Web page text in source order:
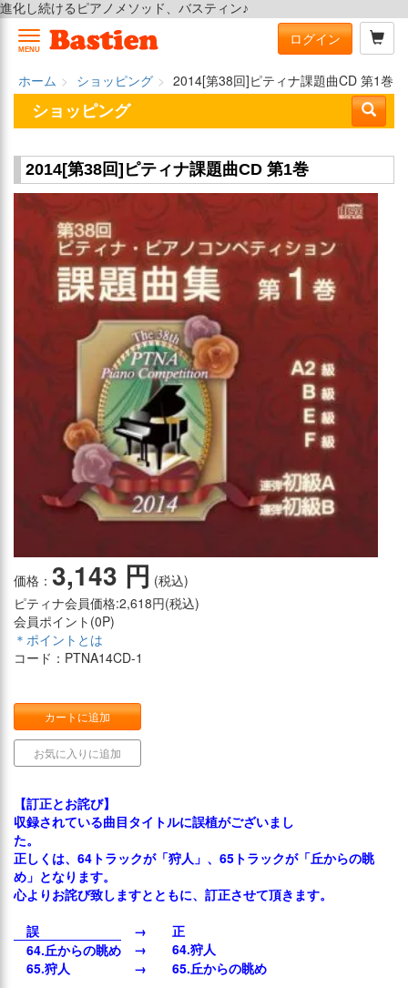
進化し続けるピアノメソッド、バスティン♪
MENU
ログイン
ホーム ショッピング
2014[第38回]ピティナ課題曲CD 第1巻
ショッピング
2014[第38回]ピティナ課題曲CD 第1巻
価格： 3,143 円 (税込)
ピティナ会員価格:2,618円(税込)
会員ポイント(0P)
＊ポイントとは
コード：PTNA14CD-1
カートに追加
お気に入りに追加
【訂正とお詫び】
収録されている曲目タイトルに誤植がございまし
た。
正しくは、64トラックが「狩人」、65トラックが「丘からの眺
め」となります。
心よりお詫び致しますとともに、訂正させて頂きます。
誤
→
正
64.丘からの眺め →
64.狩人
65.狩人
→ 65.丘からの眺め